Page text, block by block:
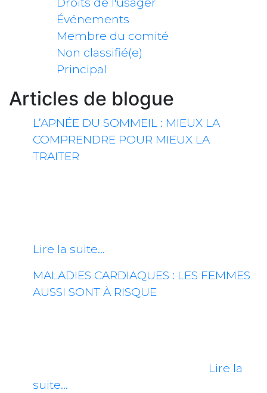
Événements
Membre du comité
Non classifié(e)
Principal
Articles de blogue
L’APNÉE DU SOMMEIL : MIEUX LA
COMPRENDRE POUR MIEUX LA
TRAITER
Lire la suite…
MALADIES CARDIAQUES : LES FEMMES
AUSSI SONT À RISQUE
Lire la
suite…